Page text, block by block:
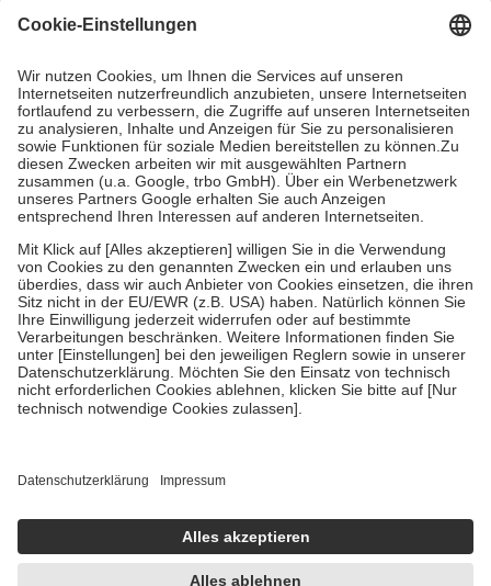
gesetzliche Krankenversicherung übernimmt in der Regel die
Kosten dafür, der Versicherte trägt einen Teil davon als Zuzahlung
Grundsätzlich leisten Mitglieder Zuzahlungen in Höhe von zehn
Prozent des Abgabepreises,mindestens jedochfünf Euround
höchstens zehn Euro.Es sind jedoch nie mehr als die tatsächlichen
Kosten der Leistung zu entrichten.
Diese Regeln gelten grundsätzlich auch für Online-Apotheken.
Bei Heilmitteln und häuslicher Krankenpflege beträgt die
Zuzahlung zehn Prozent der Kosten sowie zehn Euro je
Verordnung.
Um das Engagement der Versicherten für ihre eigene Gesundheit zu
stärken und die besondere Stellung der Familie zu unterstützen,
fallenkeine Zuzahlungenan bei:
• Kindern und Jugendlichen bis zum vollendeten 18. Lebensjahr
mit Ausnahme der Fahrkosten
• Untersuchungen zur Vorsorge und Früherkennung, die von der
GKV getragen werden
Einholung von Bewertungen. Trusted Shops hat Maßnahmen
getroffen, um sicherzustellen, dass es sich um echte Bewertungen
handelt. Mehr Informationen findest du hier: